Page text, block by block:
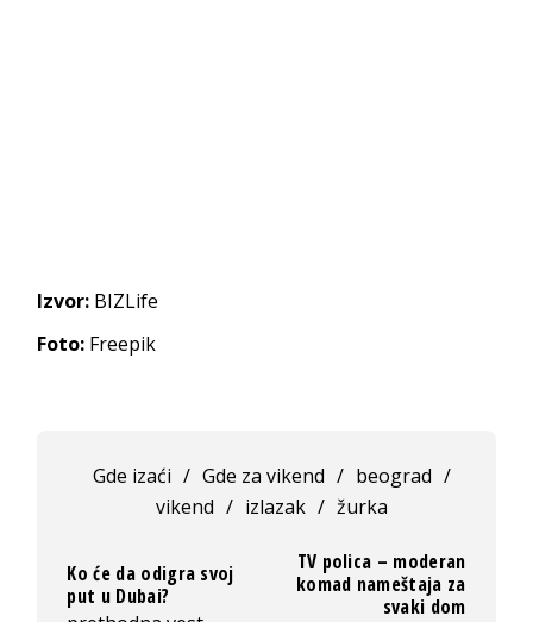
Izvor: BIZLife
Foto: Freepik
Gde izaći / Gde za vikend / beograd /
vikend / izlazak / žurka
Ko će da odigra svoj
put u Dubai?
TV polica – moderan
komad nameštaja za
svaki dom